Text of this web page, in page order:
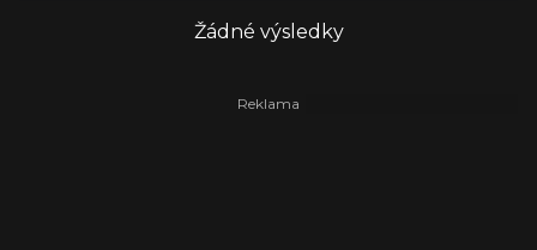
Žádné výsledky